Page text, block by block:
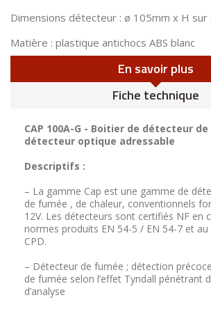
Dimensions détecteur : ø 105mm x H sur
Matière : plastique antichocs ABS blanc
En savoir plus
Fiche technique
CAP 100A-G - Boitier de détecteur
détecteur optique adressable
Descriptifs :
– La gamme Cap est une gamme de
de fumée , de chaleur, conventionnels
12V. Les détecteurs sont certifiés NF en
normes produits EN 54-5 / EN 54-7 et au
CPD.
– Détecteur de fumée ; détection
de fumée selon l’effet Tyndall pénétrant
d’analyse